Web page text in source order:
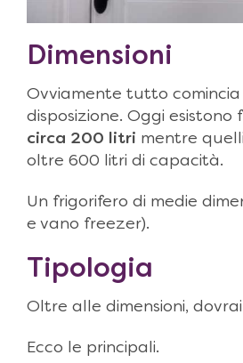
Dimensioni
Ovviamente tutto comincia
disposizione. Oggi
circa 200 litri mentre
oltre 600 litri di capacità.
Un frigorifero di medie
e vano freezer).
Tipologia
Oltre alle dimensioni,
Ecco le principali.